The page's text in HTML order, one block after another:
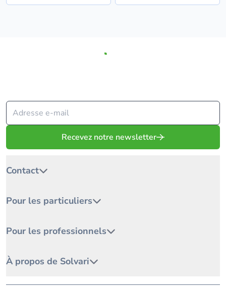
Recevez notre newsletter
Contact
Pour les particuliers
Pour les professionnels
À propos de Solvari